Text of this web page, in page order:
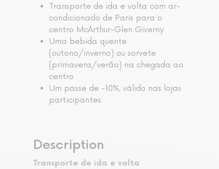
Transporte de ida e volta com ar-
condicionado de Paris para o
centro McArthur-Glen Giverny
Uma bebida quente
(outono/inverno) ou sorvete
(primavera/verão) na chegada ao
centro
Um passe de -10%, válido nas lojas
participantes
Description
Transporte de ida e volta